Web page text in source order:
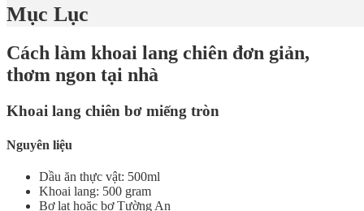
Mục Lục
Cách làm khoai lang chiên đơn giản,
thơm ngon tại nhà
Khoai lang chiên bơ miếng tròn
Nguyên liệu
Dầu ăn thực vật: 500ml
Khoai lang: 500 gram
Bơ lạt hoặc bơ Tường An